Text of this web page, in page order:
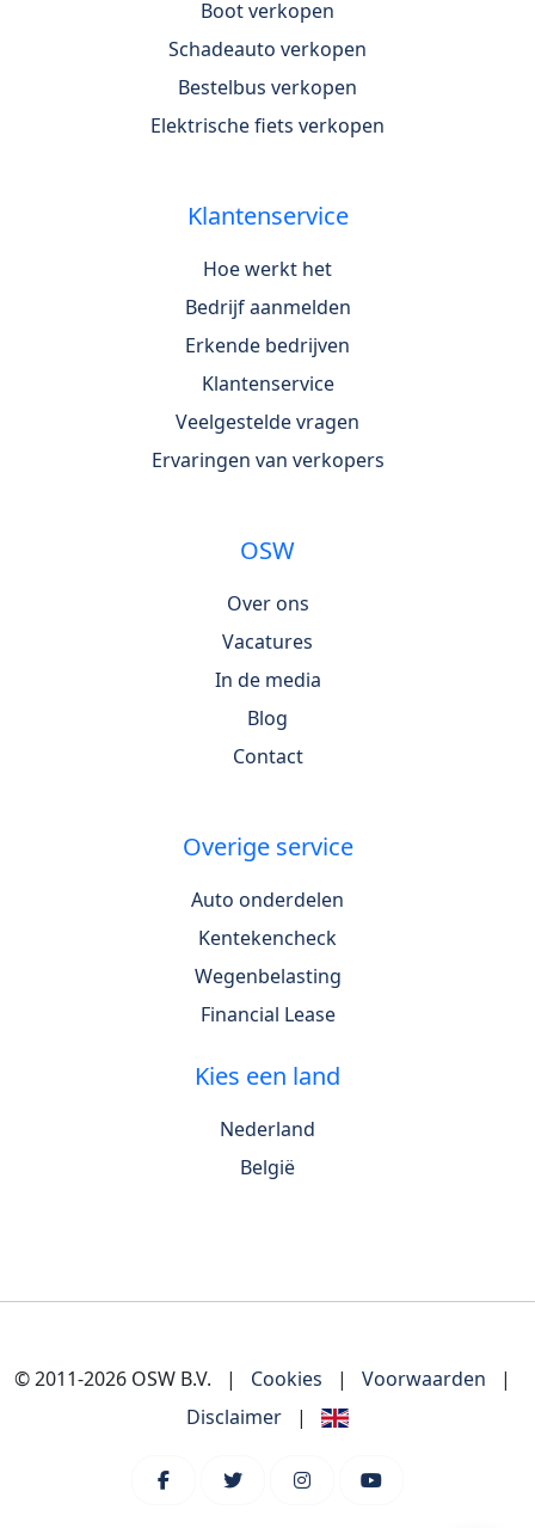
Boot verkopen
Schadeauto verkopen
Bestelbus verkopen
Elektrische fiets verkopen
Klantenservice
Hoe werkt het
Bedrijf aanmelden
Erkende bedrijven
Klantenservice
Veelgestelde vragen
Ervaringen van verkopers
OSW
Over ons
Vacatures
In de media
Blog
Contact
Overige service
Auto onderdelen
Kentekencheck
Wegenbelasting
Financial Lease
Kies een land
Nederland
België
© 2011-2026 OSW B.V. | Cookies | Voorwaarden
|
Disclaimer
|